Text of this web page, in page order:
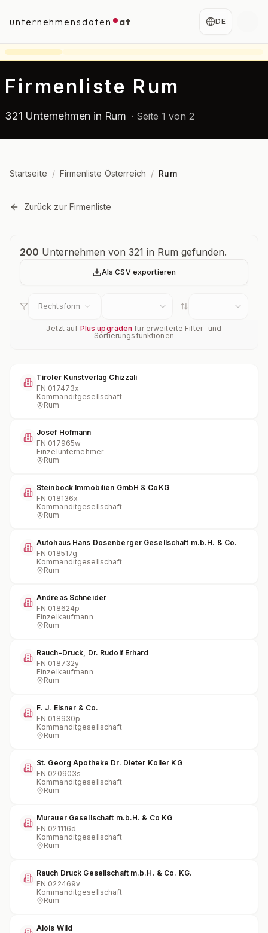
unternehmensdaten at DE
Firmenliste Rum
321 Unternehmen in Rum · Seite 1 von 2
Startseite / Firmenliste Österreich / Rum
Zurück zur Firmenliste
Unternehmensübersicht
200 Unternehmen von 321 in Rum gefunden.
Als CSV exportieren
Rechtsform
Jetzt auf Plus upgraden für erweiterte Filter- und
Sortierungsfunktionen
Tiroler Kunstverlag Chizzali
FN 017473x
Kommanditgesellschaft
Rum
Josef Hofmann
FN 017965w
Einzelunternehmer
Rum
Steinbock Immobilien GmbH & CoKG
FN 018136x
Kommanditgesellschaft
Rum
Autohaus Hans Dosenberger Gesellschaft m.b.H. & Co.
FN 018517g
Kommanditgesellschaft
Rum
Andreas Schneider
FN 018624p
Einzelkaufmann
Rum
Rauch-Druck, Dr. Rudolf Erhard
FN 018732y
Einzelkaufmann
Rum
F. J. Elsner & Co.
FN 018930p
Kommanditgesellschaft
Rum
St. Georg Apotheke Dr. Dieter Koller KG
FN 020903s
Kommanditgesellschaft
Rum
Murauer Gesellschaft m.b.H. & Co KG
FN 021116d
Kommanditgesellschaft
Rum
Rauch Druck Gesellschaft m.b.H. & Co. KG.
FN 022469v
Kommanditgesellschaft
Rum
Alois Wild